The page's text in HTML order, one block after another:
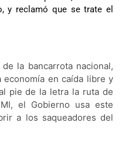
y reclamó que se trate el
la bancarrota nacional,
en caída libre y
pie de la letra la ruta de
el Gobierno usa este
a los saqueadores del